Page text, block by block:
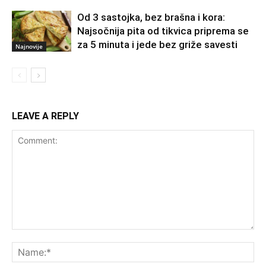
Najnovije
Od 3 sastojka, bez brašna i kora:
Najsočnija pita od tikvica priprema se
za 5 minuta i jede bez griže savesti
LEAVE A REPLY